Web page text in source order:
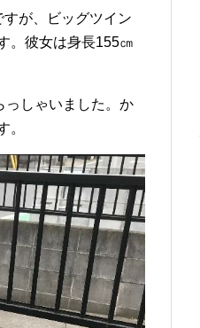
が、ビッグツイン
。彼女は身長155㎝
っしゃいました。か
。